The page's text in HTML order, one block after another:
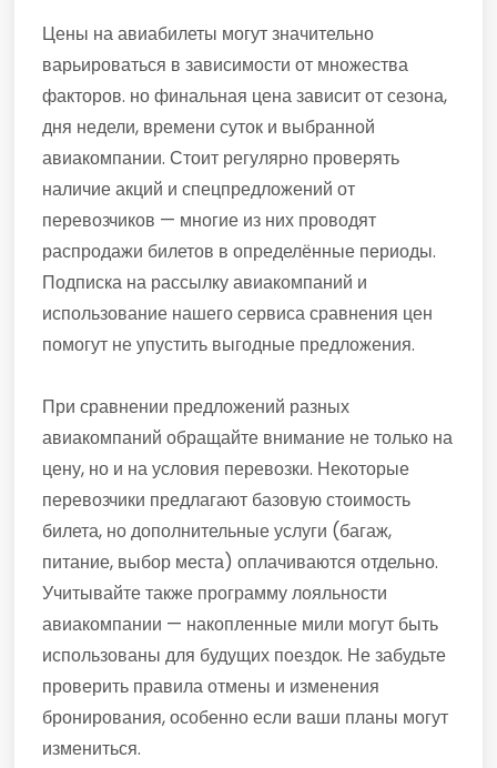
Цены на авиабилеты могут значительно
варьироваться в зависимости от множества
факторов. но финальная цена зависит от сезона,
дня недели, времени суток и выбранной
авиакомпании. Стоит регулярно проверять
наличие акций и спецпредложений от
перевозчиков — многие из них проводят
распродажи билетов в определённые периоды.
Подписка на рассылку авиакомпаний и
использование нашего сервиса сравнения цен
помогут не упустить выгодные предложения.
При сравнении предложений разных
авиакомпаний обращайте внимание не только на
цену, но и на условия перевозки. Некоторые
перевозчики предлагают базовую стоимость
билета, но дополнительные услуги (багаж,
питание, выбор места) оплачиваются отдельно.
Учитывайте также программу лояльности
авиакомпании — накопленные мили могут быть
использованы для будущих поездок. Не забудьте
проверить правила отмены и изменения
бронирования, особенно если ваши планы могут
измениться.